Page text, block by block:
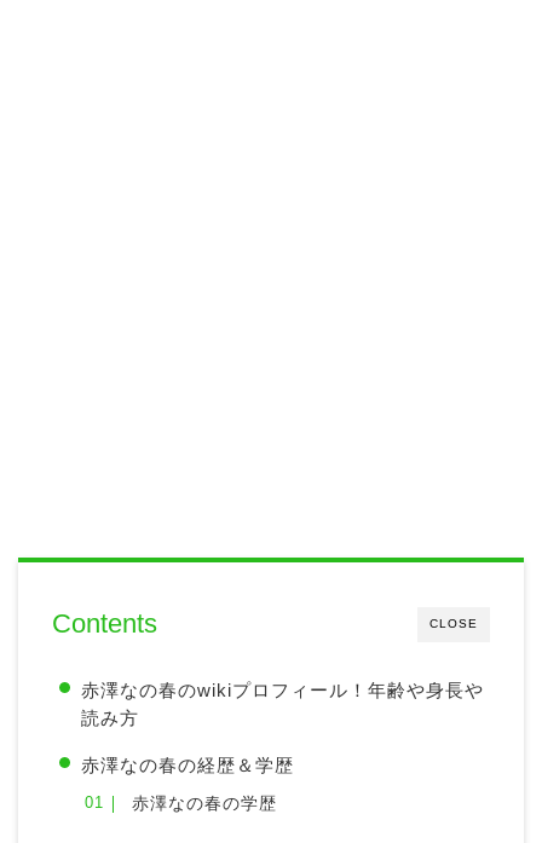
CLOSE
Contents
赤澤なの春のwikiプロフィール！年齢や身長や
読み方
赤澤なの春の経歴＆学歴
赤澤なの春の学歴